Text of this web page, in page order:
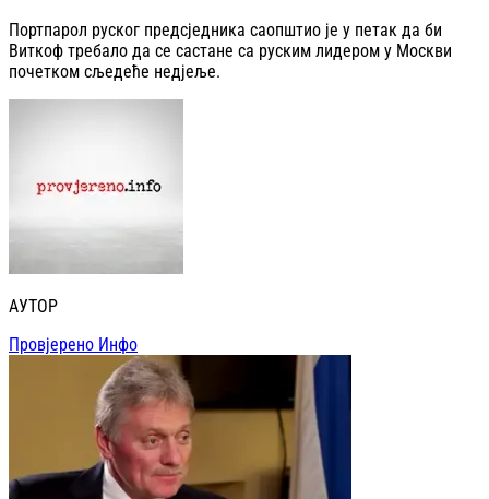
Портпарол руског предсједника саопштио је у петак да би
Виткоф требало да се састане са руским лидером у Москви
почетком сљедеће недјеље.
АУТОР
Провјерено Инфо